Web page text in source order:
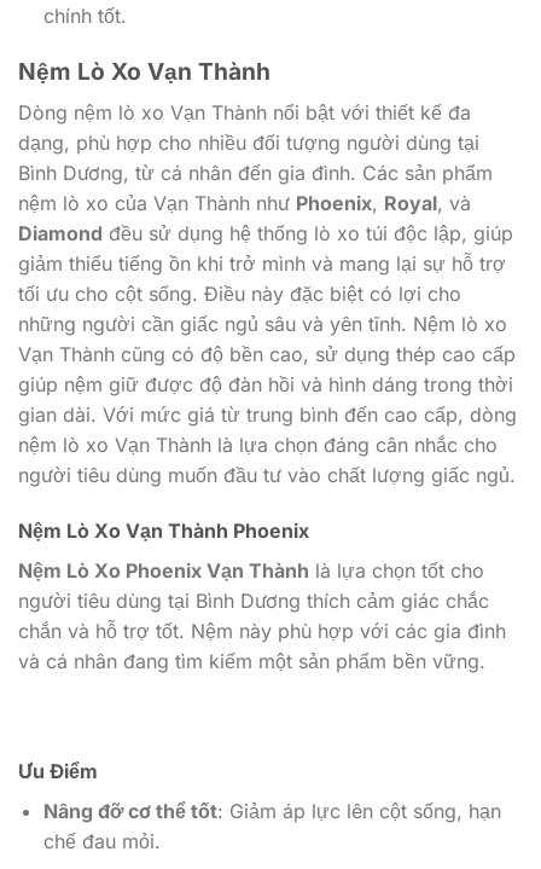
chính tốt.
Nệm Lò Xo Vạn Thành
Dòng nệm lò xo Vạn Thành nổi bật với thiết kế đa
dạng, phù hợp cho nhiều đối tượng người dùng tại
Bình Dương, từ cá nhân đến gia đình. Các sản phẩm
nệm lò xo của Vạn Thành như Phoenix, Royal, và
Diamond đều sử dụng hệ thống lò xo túi độc lập, giúp
giảm thiểu tiếng ồn khi trở mình và mang lại sự hỗ trợ
tối ưu cho cột sống. Điều này đặc biệt có lợi cho
những người cần giấc ngủ sâu và yên tĩnh. Nệm lò xo
Vạn Thành cũng có độ bền cao, sử dụng thép cao cấp
giúp nệm giữ được độ đàn hồi và hình dáng trong thời
gian dài. Với mức giá từ trung bình đến cao cấp, dòng
nệm lò xo Vạn Thành là lựa chọn đáng cân nhắc cho
người tiêu dùng muốn đầu tư vào chất lượng giấc ngủ.
Nệm Lò Xo Vạn Thành Phoenix
Nệm Lò Xo Phoenix Vạn Thành là lựa chọn tốt cho
người tiêu dùng tại Bình Dương thích cảm giác chắc
chắn và hỗ trợ tốt. Nệm này phù hợp với các gia đình
và cá nhân đang tìm kiếm một sản phẩm bền vững.
Ưu Điểm
Nâng đỡ cơ thể tốt: Giảm áp lực lên cột sống, hạn
chế đau mỏi.